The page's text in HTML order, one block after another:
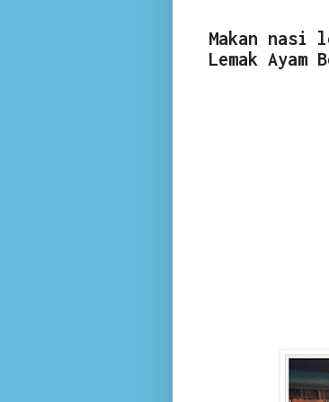
Makan nasi
Lemak Ayam